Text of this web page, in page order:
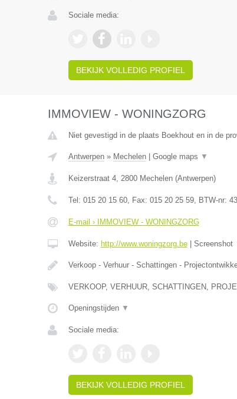
Sociale media:
BEKIJK VOLLEDIG PROFIEL
IMMOVIEW - WONINGZORG
Niet gevestigd in de plaats Boekhout en in de
Antwerpen» Mechelen| Google maps ▼
Keizerstraat 4, 2800 Mechelen(Antwerpen)
Tel: 015 20 15 60, Fax: 015 20 25 59, BTW-nr:
E-mail › IMMOVIEW - WONINGZORG
Website: http://www.woningzorg.be| Screenshot
Verkoop - Verhuur - Schattingen -
VERKOOP, VERHUUR, SCHATTINGEN,
Openingstijden ▼
Sociale media:
BEKIJK VOLLEDIG PROFIEL